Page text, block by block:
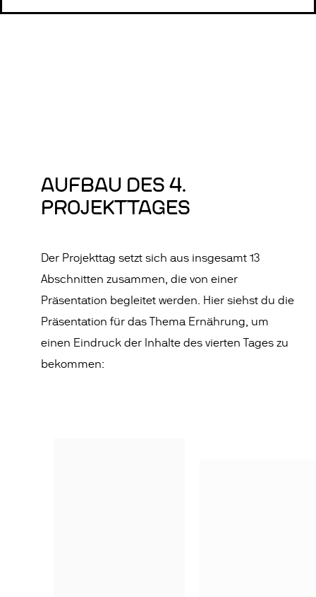
AUFBAU DES 4.
PROJEKTTAGES
Der Projekttag setzt sich aus insgesamt 13
Abschnitten zusammen, die von einer
Präsentation begleitet werden. Hier siehst du die
Präsentation für das Thema Ernährung, um
einen Eindruck der Inhalte des vierten Tages zu
bekommen: